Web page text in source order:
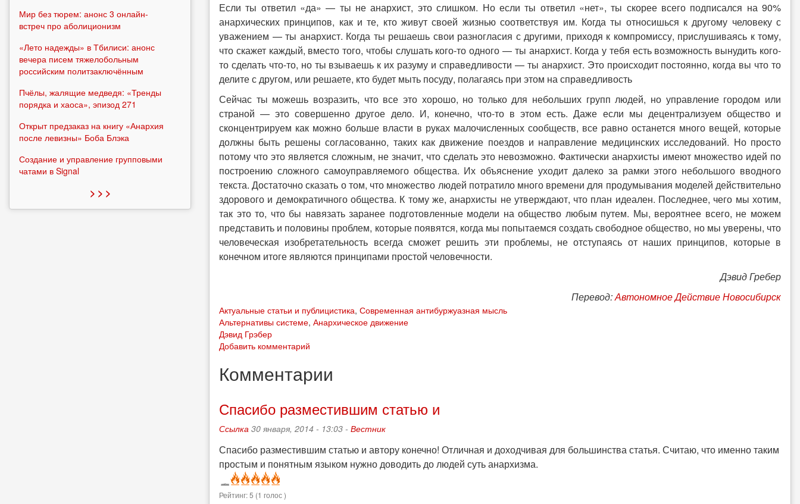
Если ты ответил «да» — ты не анархист, это слишком. Но если ты ответил «нет», ты скорее всего подписался на 90%
анархических принципов, как и те, кто живут своей жизнью соответствуя им. Когда ты относишься к другому человеку с
уважением — ты анархист. Когда ты решаешь свои разногласия с другими, приходя к компромиссу, прислушиваясь к тому,
что скажет каждый, вместо того, чтобы слушать кого-то одного — ты анархист. Когда у тебя есть возможность вынудить кого-
то сделать что-то, но ты взываешь к их разуму и справедливости — ты анархист. Это происходит постоянно, когда вы что то
делите с другом, или решаете, кто будет мыть посуду, полагаясь при этом на справедливость
Сейчас ты можешь возразить, что все это хорошо, но только для небольших групп людей, но управление городом или
страной — это совершенно другое дело. И, конечно, что-то в этом есть. Даже если мы децентрализуем общество и
сконцентрируем как можно больше власти в руках малочисленных сообществ, все равно останется много вещей, которые
должны быть решены согласованно, таких как движение поездов и направление медицинских исследований. Но просто
потому что это является сложным, не значит, что сделать это невозможно. Фактически анархисты имеют множество идей по
построению сложного самоуправляемого общества. Их объяснение уходит далеко за рамки этого небольшого вводного
текста. Достаточно сказать о том, что множество людей потратило много времени для продумывания моделей действительно
здорового и демократичного общества. К тому же, анархисты не утверждают, что план идеален. Последнее, чего мы хотим,
так это то, что бы навязать заранее подготовленные модели на общество любым путем. Мы, вероятнее всего, не можем
представить и половины проблем, которые появятся, когда мы попытаемся создать свободное общество, но мы уверены, что
человеческая изобретательность всегда сможет решить эти проблемы, не отступаясь от наших принципов, которые в
конечном итоге являются принципами простой человечности.
Дэвид Гребер
Перевод:Автономное Действие Новосибирск
Актуальные статьи и публицистика, Современная антибуржуазная мысль
Альтернативы системе, Анархическое движение
Дэвид Грэбер
Добавить комментарий
Комментарии
Спасибо разместившим статью и
Ссылка 30 января, 2014 - 13:03 - Вестник
Спасибо разместившим статью и автору конечно! Отличная и доходчивая для большинства статья. Считаю, что именно таким
простым и понятным языком нужно доводить до людей суть анархизма.
Рейтинг:5 (1 голос )
Мир без тюрем: анонс 3 онлайн-
встреч про аболиционизм
«Лето надежды» в Тбилиси: анонс
вечера писем тяжелобольным
российским политзаключённым
Пчёлы, жалящие медведя: «Тренды
порядка и хаоса», эпизод 271
Открыт предзаказ на книгу «Анархия
после левизны» Боба Блэка
Создание и управление групповыми
чатами в Signal
> > >